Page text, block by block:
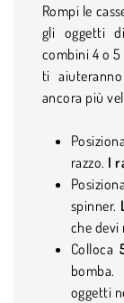
Rompi le
gli oggetti
combini 4 o
ti
ancora più
Posiziona
razzo. I
Posiziona
spinner.
che devi
Colloca
bomba.
oggetti